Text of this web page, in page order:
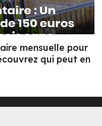
mensuelle pour
qui peut en